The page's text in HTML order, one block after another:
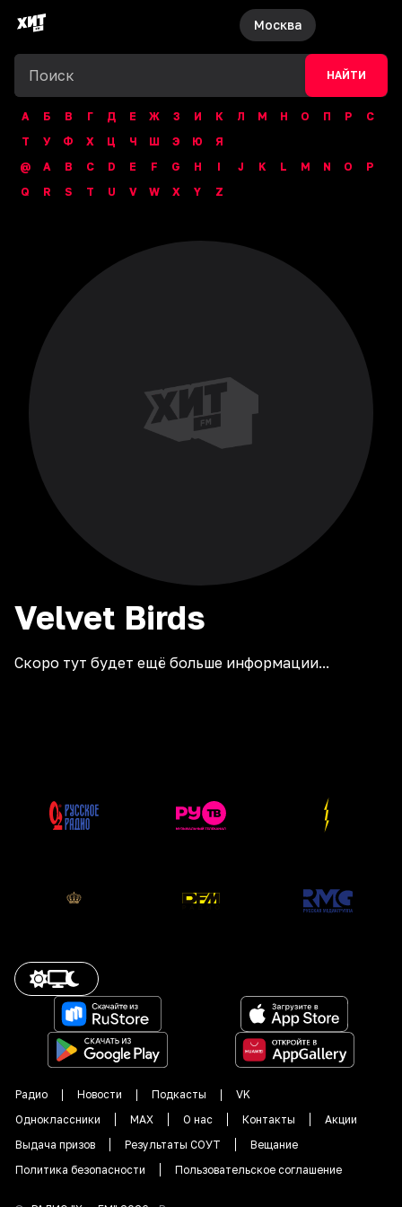
Москва
НАЙТИ
А Б В Г Д Е Ж З И К Л М Н О П Р
С
Т
У Ф Х Ц Ч Ш Э Ю
Я
@
A B C D E F G H I J K L M N O
P
Q
R S T U V W X Y Z
Velvet Birds
Скоро тут будет ещё больше информации...
Радио Новости Подкасты
VK
Одноклассники
MAX О нас Контакты
Акции
Выдача призов
Результаты СОУТ
Вещание
Политика безопасности
Пользовательское соглашение